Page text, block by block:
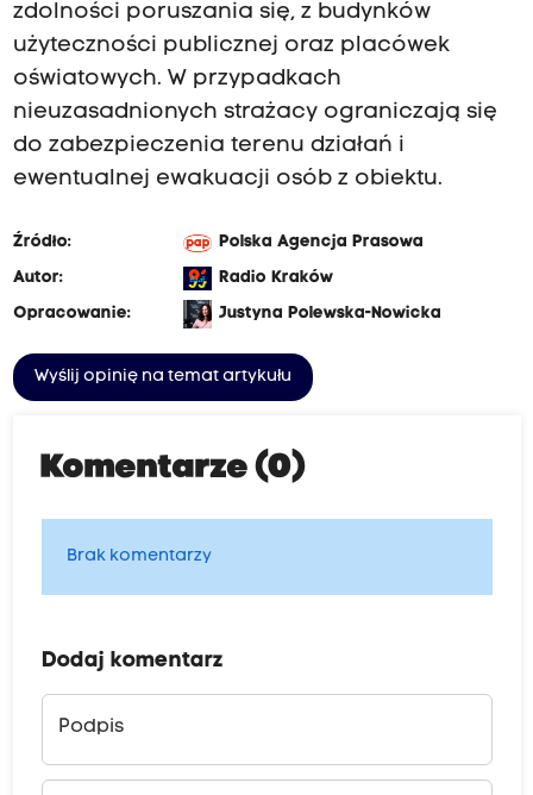
zdolności poruszania się, z budynków
użyteczności publicznej oraz placówek
oświatowych. W przypadkach
nieuzasadnionych strażacy ograniczają się
do zabezpieczenia terenu działań i
ewentualnej ewakuacji osób z obiektu.
Źródło:
Polska Agencja Prasowa
Autor:
Radio Kraków
Opracowanie:
Justyna Polewska-Nowicka
Wyślij opinię na temat artykułu
Komentarze (0)
Brak komentarzy
Dodaj komentarz
Podpis